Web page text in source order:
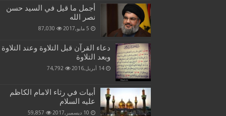
أجمل ما قيل في السيد حسن
نصر الله
5 مايو,2017 87,030
دعاء القرآن قبل التلاوة وعند التلاوة
وبعد التلاوة
14 أبريل,2016 74,792
أبيات في رثاء الامام الكاظم
عليه السلام
10 ديسمبر,2017 59,857